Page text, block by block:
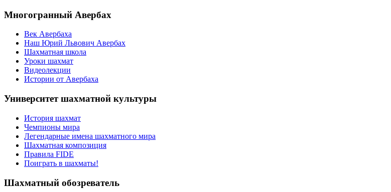
Многогранный Авербах
Век Авербаха
Наш Юрий Львович Авербах
Шахматная школа
Уроки шахмат
Видеолекции
Истории от Авербаха
Университет шахматной культуры
История шахмат
Чемпионы мира
Легендарные имена шахматного мира
Шахматная композиция
Правила FIDE
Поиграть в шахматы!
Шахматный обозреватель